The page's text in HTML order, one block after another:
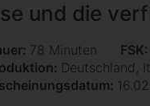
und die
78 Minuten FSK
Deutschland,